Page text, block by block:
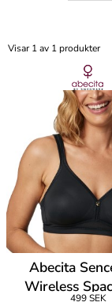
Visar 1 av 1 produkter
Abecita
Wireless
499 SEK